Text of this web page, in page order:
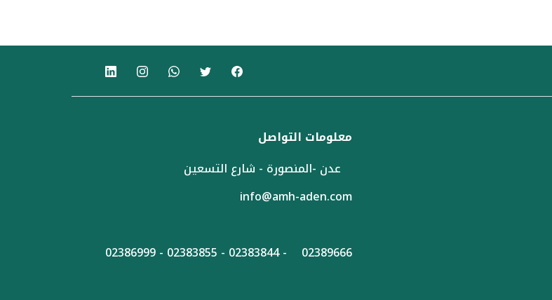
معلومات التواصل
عدن -المنصورة - شارع التسعين
info@amh-aden.com
02389666 - 02383844 - 02383855 - 02386999